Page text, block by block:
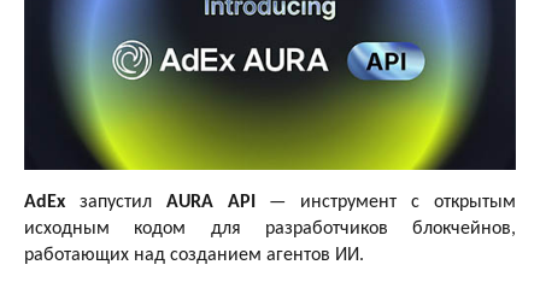
AdEx запустил AURA API
— инструмент с открытым
исходным кодом для разработчиков блокчейнов,
работающих над созданием агентов ИИ.